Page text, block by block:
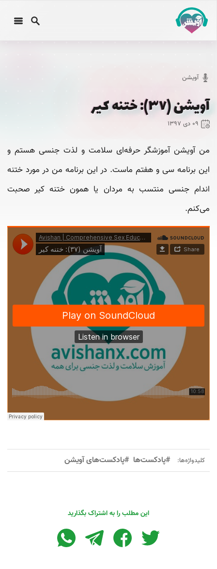
آویشن
آویشن (۳۷): ختنه کیر
۰۹ دی ۱۳۹۷
من آویشن آموزشگر حرفه‌ای سلامت و لذت جنسی هستم و
این برنامه سی‌ و هفتم ماست. در این برنامه من در مورد ختنه
اندام جنسی منتسب به مردان یا همون ختنه کیر صحبت
می‌کنم.
کلیدواژه‌ها: #پادکست‌ها #پادکست‌های آویشن
این مطلب را به اشتراک بگذارید